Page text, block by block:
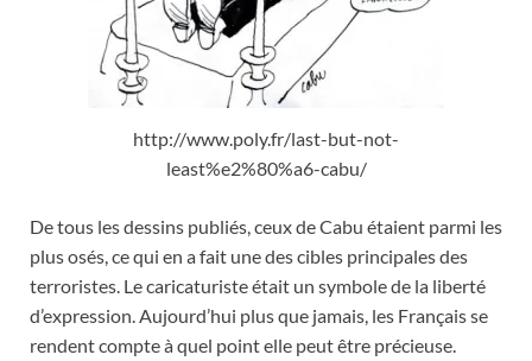
http://www.poly.fr/last-but-not-
least%e2%80%a6-cabu/
De tous les dessins publiés, ceux de Cabu étaient parmi les
plus osés, ce qui en a fait une des cibles principales des
terroristes. Le caricaturiste était un symbole de la liberté
d’expression. Aujourd’hui plus que jamais, les Français se
rendent compte à quel point elle peut être précieuse.